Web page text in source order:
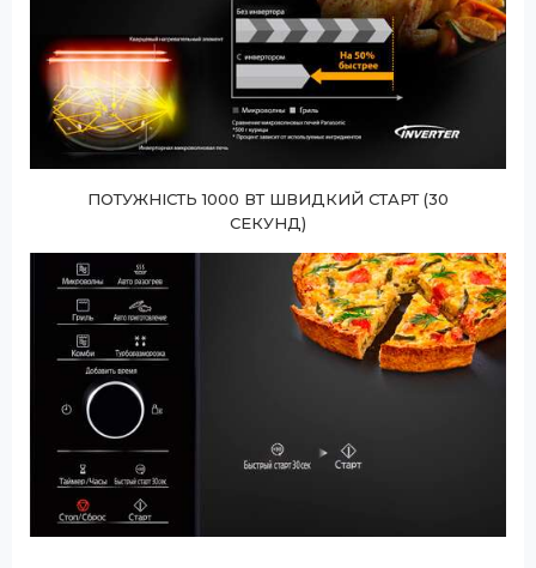
ПОТУЖНІСТЬ 1000 ВТ ШВИДКИЙ СТАРТ (30
СЕКУНД)